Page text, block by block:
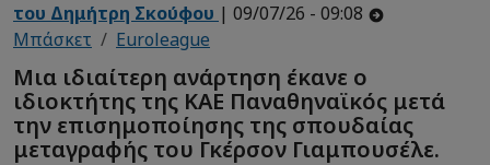
του Δημήτρη Σκούφου | 09/07/26 - 09:08
Μπάσκετ
Euroleague
Μια ιδιαίτερη ανάρτηση έκανε ο
ιδιοκτήτης της ΚΑΕ Παναθηναϊκός μετά
την επισημοποίησης της σπουδαίας
μεταγραφής του Γκέρσον Γιαμπουσέλε.